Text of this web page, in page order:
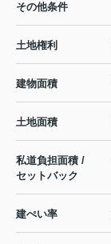
その他条件
土地権利
建物面積
土地面積
私道負担面積 /
セットバック
建ぺい率